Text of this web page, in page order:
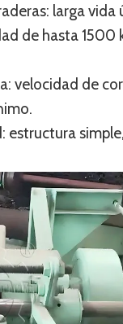
larga
de hasta
velocidad de
estructura